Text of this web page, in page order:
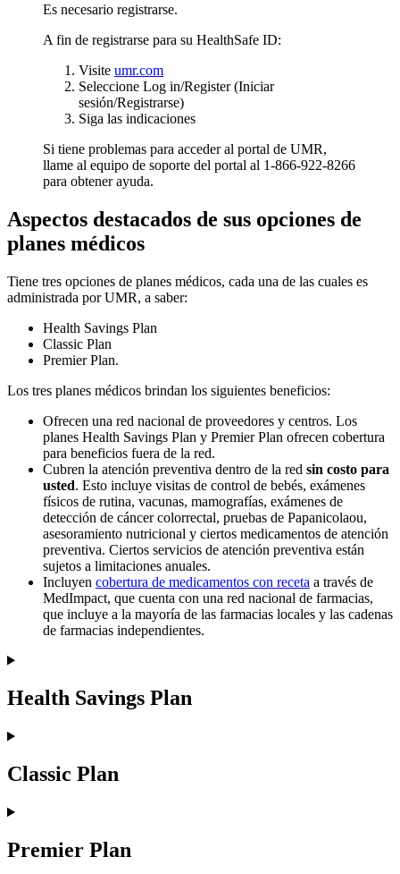
Es necesario registrarse.
A fin de registrarse para su HealthSafe ID:
Visite umr.com
Seleccione Log in/Register (Iniciar
sesión/Registrarse)
Siga las indicaciones
Si tiene problemas para acceder al portal de UMR,
llame al equipo de soporte del portal al 1-866-922-8266
para obtener ayuda.
Aspectos destacados de sus opciones de
planes médicos
Tiene tres opciones de planes médicos, cada una de las cuales es
administrada por UMR, a saber:
Health Savings Plan
Classic Plan
Premier Plan.
Los tres planes médicos brindan los siguientes beneficios:
Ofrecen una red nacional de proveedores y centros. Los
planes Health Savings Plan y Premier Plan ofrecen cobertura
para beneficios fuera de la red.
Cubren la atención preventiva dentro de la red sin costo para
usted. Esto incluye visitas de control de bebés, exámenes
físicos de rutina, vacunas, mamografías, exámenes de
detección de cáncer colorrectal, pruebas de Papanicolaou,
asesoramiento nutricional y ciertos medicamentos de atención
preventiva. Ciertos servicios de atención preventiva están
sujetos a limitaciones anuales.
Incluyen cobertura de medicamentos con receta a través de
MedImpact, que cuenta con una red nacional de farmacias,
que incluye a la mayoría de las farmacias locales y las cadenas
de farmacias independientes.
Health Savings Plan
Classic Plan
Premier Plan